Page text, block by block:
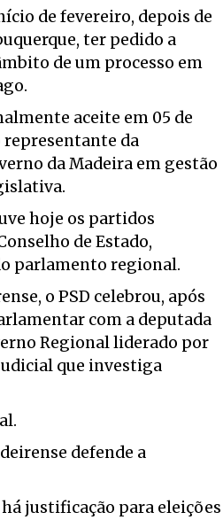
de fevereiro, depois de
ter pedido a
de um processo em
aceite em 05 de
representante da
da Madeira em gestão
hoje os partidos
de Estado,
parlamento regional.
o PSD celebrou, após
com a deputada
Regional liderado por
que investiga
defende a
justificação para eleições